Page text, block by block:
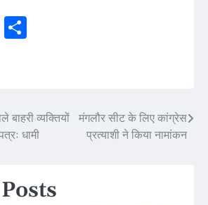
Email
बाहरी व्यक्तियों
धामी
मंगलौर सीट के लिए कांग्रेस
प्रत्याशी ने किया नामांकन